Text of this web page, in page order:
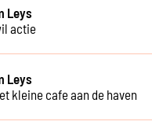
Leys
actie
Leys
kleine cafe aan de haven